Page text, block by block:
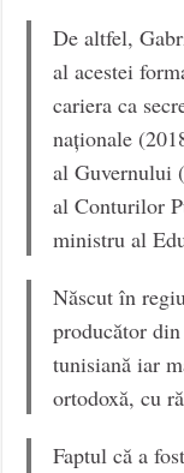
De altfel,
al acestei
cariera ca
naționale
al Guvernului
al Conturilor
ministru al
Născut în
producător
tunisiană iar
ortodoxă, cu
Faptul că a